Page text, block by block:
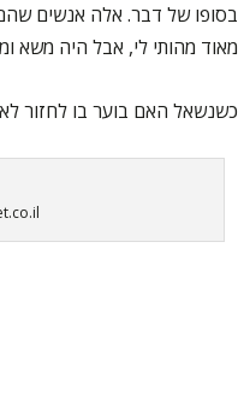
בסופו של דבר. אלה אנשים
מאוד מהותי לי, אבל היה משא
כשנשאל האם בוער בו לחזור